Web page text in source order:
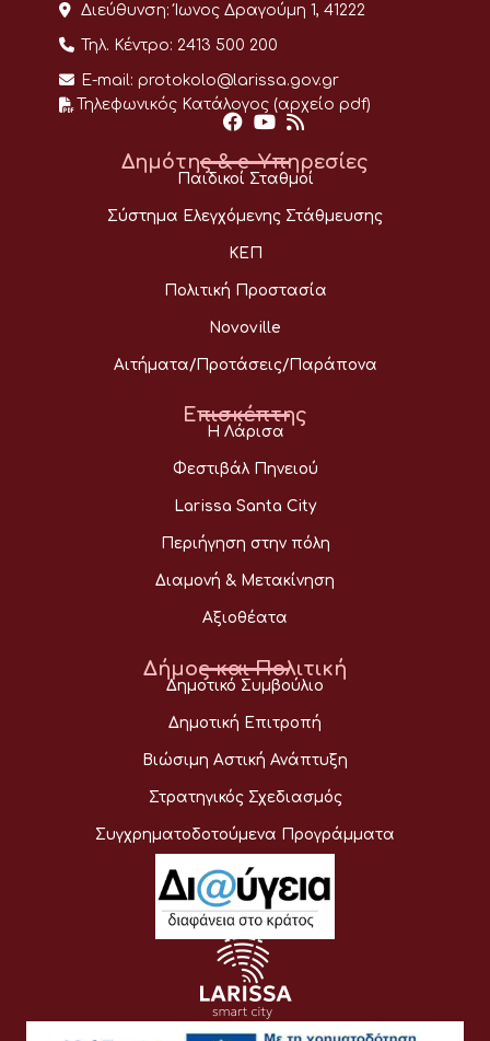
Διεύθυνση: Ίωνος Δραγούμη 1, 41222
Τηλ. Κέντρο: 2413 500 200
E-mail: protokolo@larissa.gov.gr
Τηλεφωνικός Κατάλογος (αρχείο pdf)
Δημότης & e-Υπηρεσίες
Παιδικοί Σταθμοί
Σύστημα Ελεγχόμενης Στάθμευσης
ΚΕΠ
Πολιτική Προστασία
Novoville
Αιτήματα/Προτάσεις/Παράπονα
Επισκέπτης
Η Λάρισα
Φεστιβάλ Πηνειού
Larissa Santa City
Περιήγηση στην πόλη
Διαμονή & Μετακίνηση
Αξιοθέατα
Δήμος και Πολιτική
Δημοτικό Συμβούλιο
Δημοτική Επιτροπή
Βιώσιμη Αστική Ανάπτυξη
Στρατηγικός Σχεδιασμός
Συγχρηματοδοτούμενα Προγράμματα